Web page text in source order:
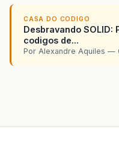
CASA DO CODIGO
Desbravando SOLID:
codigos de...
Por Alexandre Aquiles —